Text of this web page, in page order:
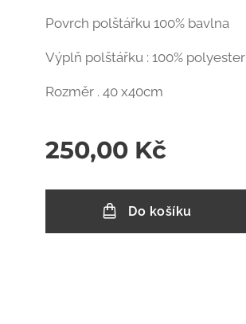
Povrch polštářku 100% bavlna
Výplň polštářku : 100% polyester
Rozměr . 40 x40cm
250,00 Kč
Do košíku